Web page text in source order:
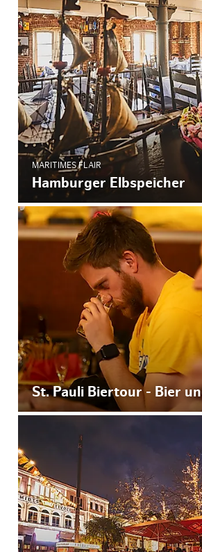
MARITIMES FLAIR
Hamburger Elbspeicher
St. Pauli Biertour - Bier